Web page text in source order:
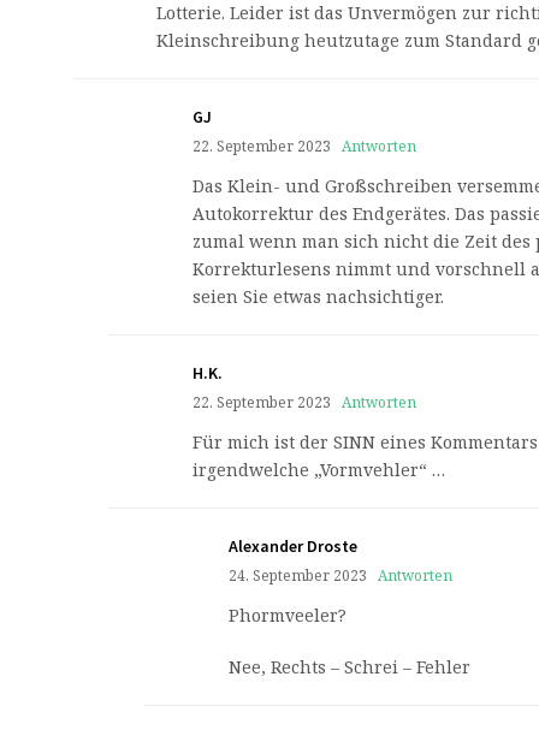
Lotterie. Leider ist das Unvermögen zur
Kleinschreibung heutzutage zum Standard
GJ
22. September 2023 Antworten
Das Klein- und Großschreiben
Autokorrektur des Endgerätes. Das
zumal wenn man sich nicht die Zeit
Korrekturlesens nimmt und vorschnell
seien Sie etwas nachsichtiger.
H.K.
22. September 2023 Antworten
Für mich ist der SINN eines
irgendwelche „Vormvehler“ …
Alexander Droste
24. September 2023 Antworten
Phormveeler?
Nee, Rechts – Schrei – Fehler